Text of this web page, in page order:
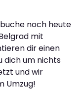
noch heute
mit
dir einen
dich um nichts
und wir
Umzug!